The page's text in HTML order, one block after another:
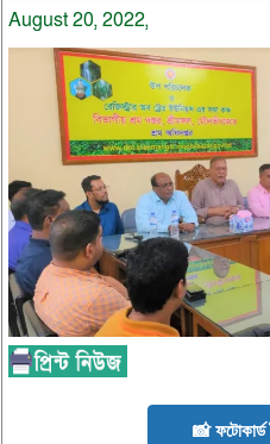
August 20, 2022,
📸